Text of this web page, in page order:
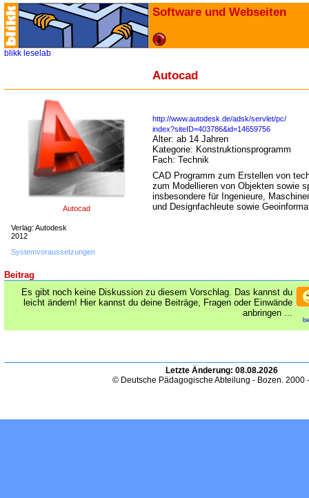
Software und Webseiten
blikk leselab
Autocad
Autocad
Verlag: Autodesk
2012
Systemvoraussetzungen
http://www.autodesk.de/adsk/servlet/pc/
index?siteID=403786&id=14659756
Alter: ab 14 Jahren
Kategorie: Konstruktionsprogramm
Fach: Technik
CAD Programm zum Erstellen von
zum Modellieren von Objekten sowie
insbesondere für Ingenieure,
und Designfachleute sowie
Beitrag
Es gibt noch keine Diskussion zu diesem Vorschlag. Das kannst du
leicht ändern! Hier kannst du deine Beiträge, Fragen oder Einwände
anbringen ...
Letzte Änderung: 08.08.2026
© Deutsche Pädagogische Abteilung - Bozen. 2000